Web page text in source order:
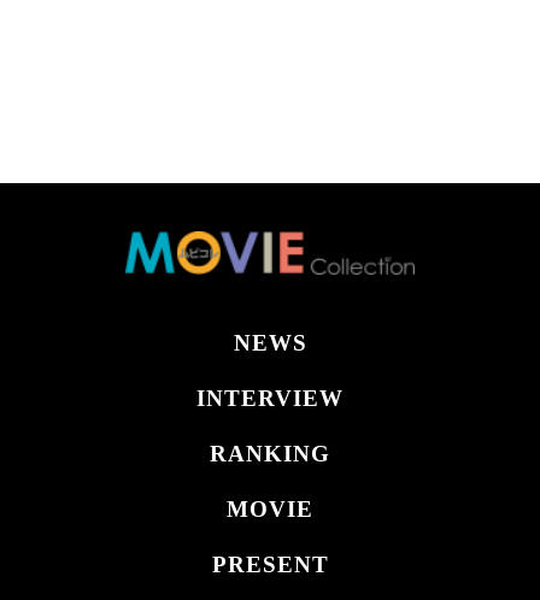
NEWS
INTERVIEW
RANKING
MOVIE
PRESENT